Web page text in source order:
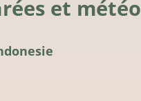
et météo